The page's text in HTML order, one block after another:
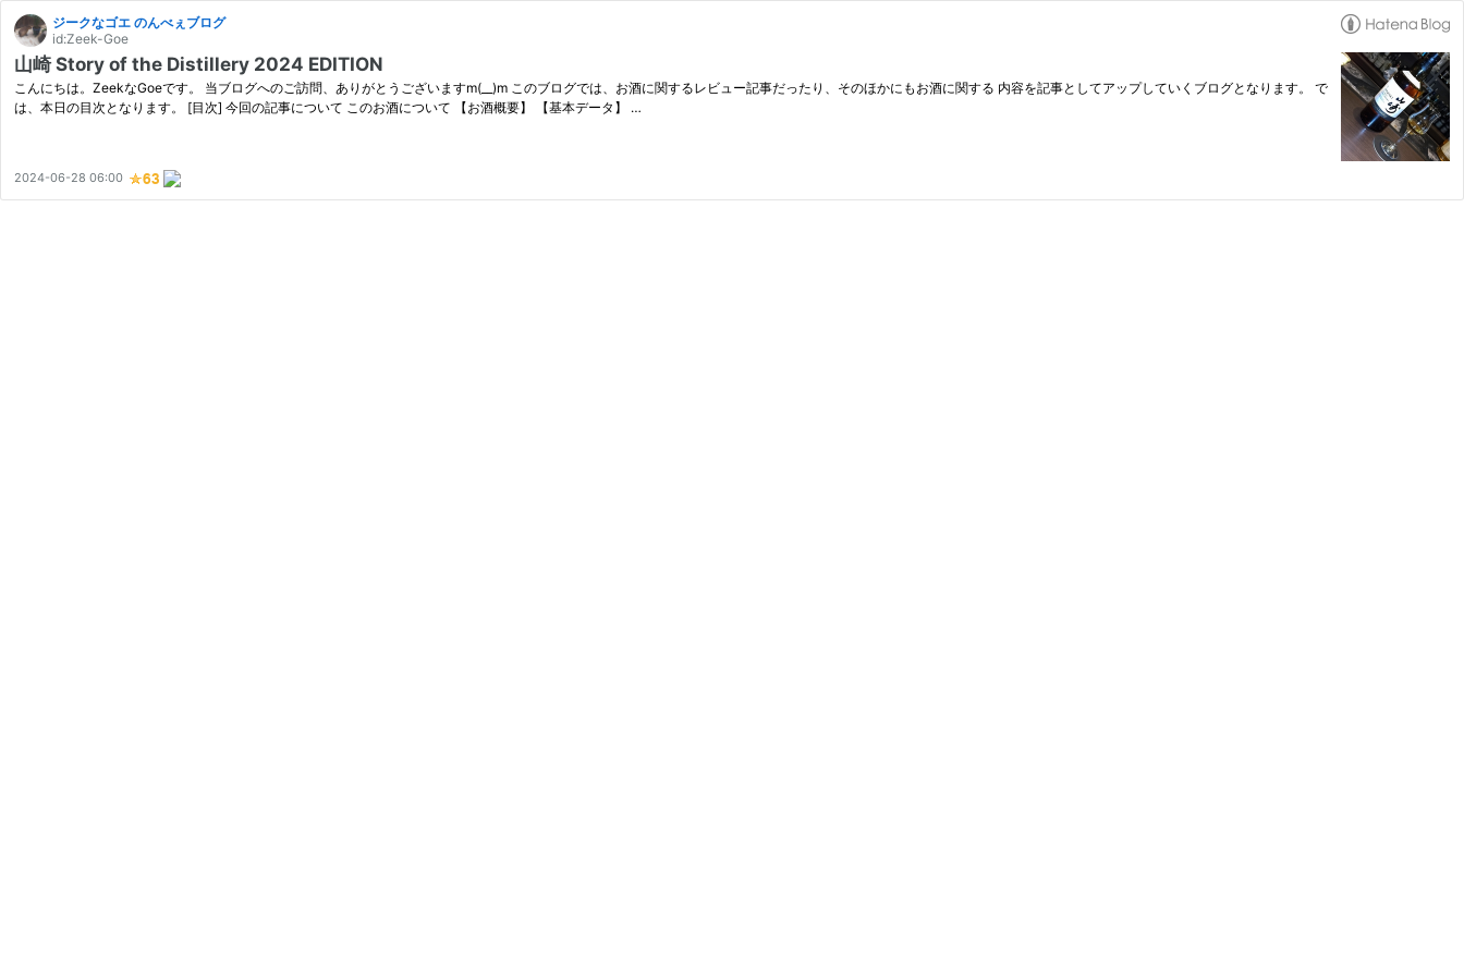
ジークなゴエ のんべぇブログ
id:Zeek-Goe
山崎 Story of the Distillery 2024 EDITION
こんにちは。ZeekなGoeです。 当ブログへのご訪問、ありがとうございますm(__)m このブログでは、お酒に関するレビュー記事だったり、そのほかにもお酒に関する 内容を記事としてアップしていくブログとなります。 で
は、本日の目次となります。 [目次] 今回の記事について このお酒について 【お酒概要】 【基本データ】 …
2024-06-28 06:00